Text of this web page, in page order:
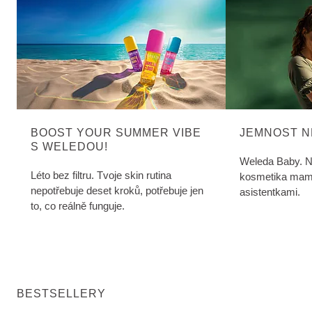
BOOST YOUR SUMMER VIBE
S WELEDOU!
Léto bez filtru. Tvoje skin rutina
nepotřebuje deset kroků, potřebuje jen
to, co reálně funguje.
JEMNOST
Weleda Baby.
kosmetika
asistentkami.
BESTSELLERY